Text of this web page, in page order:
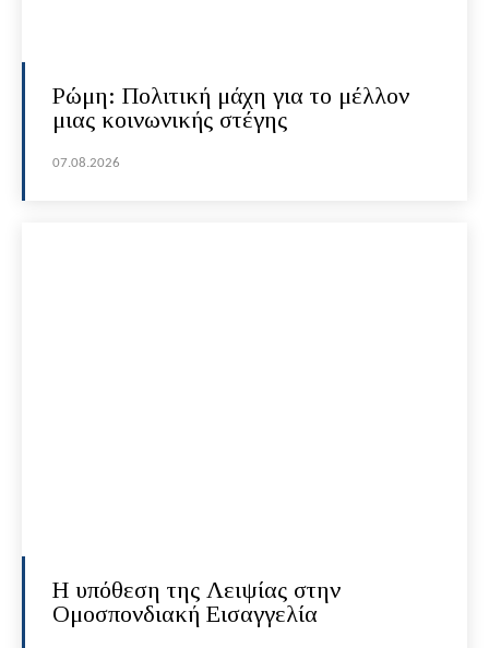
Ρώμη: Πολιτική μάχη για το μέλλον
μιας κοινωνικής στέγης
07.08.2026
Η υπόθεση της Λειψίας στην
Ομοσπονδιακή Εισαγγελία